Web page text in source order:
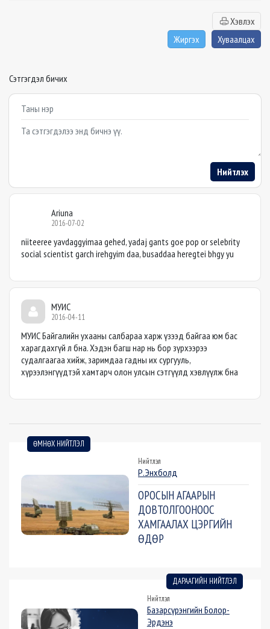
Хэвлэх
Жиргэх
Хуваалцах
Сэтгэгдэл бичих
Example textarea
Нийтлэх
Ariuna
2016-07-02
niiteeree yavdaggyimaa gehed, yadaj gants goe pop or selebrity
social scientist garch irehgyim daa, busaddaa heregtei bhgy yu
МУИС
2016-04-11
МУИС Байгалийн ухааны салбараа харж үзээд байгаа юм бас
харагдахгүй л бна. Хэдэн багш нар нь бор зүрхээрээ
судалгаагаа хийж, заримдаа гадны их сургууль,
хүрээлэнгүүдтэй хамтарч олон улсын сэтгүүлд хэвлүүлж бна
ӨМНӨХ НИЙТЛЭЛ
Нийтлэл
Р.Энхболд
ОРОСЫН АГААРЫН
ДОВТОЛГООНООС
ХАМГААЛАХ ЦЭРГИЙН
ӨДӨР
ДАРААГИЙН НИЙТЛЭЛ
Нийтлэл
Базарсүрэнгийн Болор-
Эрдэнэ